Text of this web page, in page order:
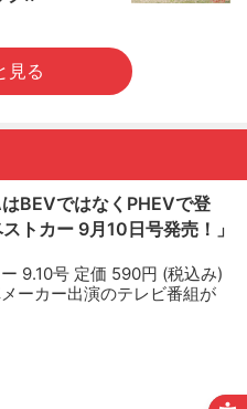
見る
BEVではなくPHEVで登
トカー 9月10日号発売！」
9.10号 定価 590円 (税込み)
ーカー出演のテレビ番組が